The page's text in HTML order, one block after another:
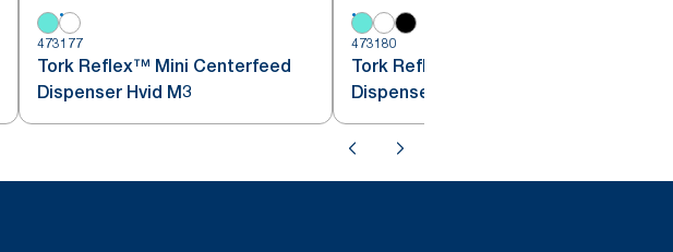
473177
Tork Reflex™ Mini Centerfeed
Dispenser Hvid M3
473180
Tork Reflex™ Centerfeed
Dispenser Hvid og Turkis M4